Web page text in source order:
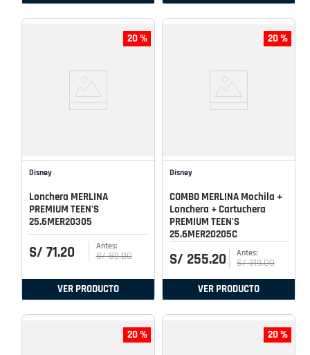
20 %
Disney
Lonchera MERLINA
PREMIUM TEEN'S
25.6MER20305
S/ 71.20 S/ 89.00
VER PRODUCTO
20 %
Disney
COMBO MERLINA Mochila +
Lonchera + Cartuchera
PREMIUM TEEN'S
25.6MER20205C
S/ 255.20 S/ 319.00
VER PRODUCTO
20 % 20 %